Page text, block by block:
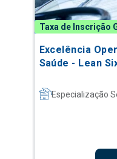
Taxa de Inscrição
Excelência
Saúde - Lean
Especialização